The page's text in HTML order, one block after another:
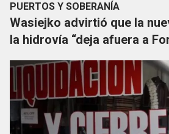
PUERTOS Y SOBERANÍA
Wasiejko advirtió que la
la hidrovía “deja afuera a